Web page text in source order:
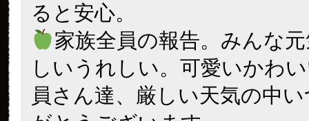
ると安心。
家族全員の報告。みんな
しいうれしい。可愛いかわ
員さん達、厳しい天気の中